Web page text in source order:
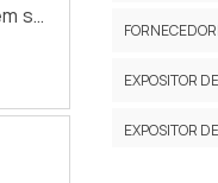
ser
e
a
EXPOSITOR
EXPOSITOR